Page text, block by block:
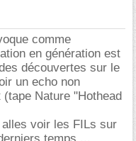
comme
en génération est
découvertes sur le
un echo non
Nature "Hothead
voir les FILs sur